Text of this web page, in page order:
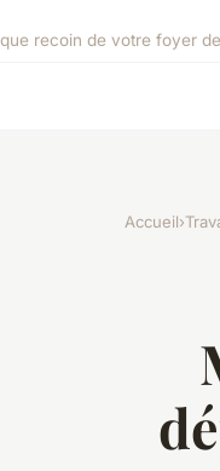
recoin de votre foyer
Accueil›